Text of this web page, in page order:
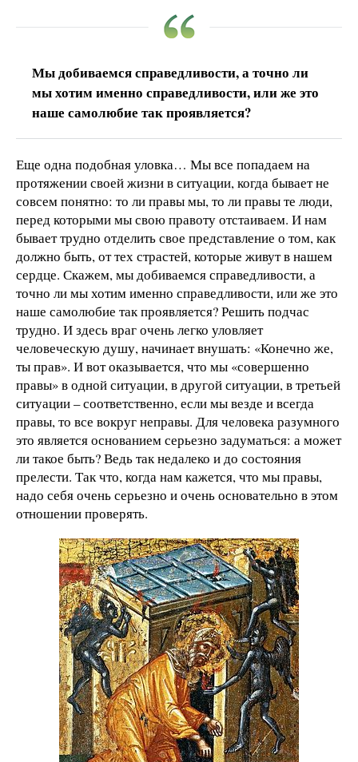
Мы добиваемся справедливости, а точно ли
мы хотим именно справедливости, или же это
наше самолюбие так проявляется?
Еще одна подобная уловка… Мы все попадаем на
протяжении своей жизни в ситуации, когда бывает не
совсем понятно: то ли правы мы, то ли правы те люди,
перед которыми мы свою правоту отстаиваем. И нам
бывает трудно отделить свое представление о том, как
должно быть, от тех страстей, которые живут в нашем
сердце. Скажем, мы добиваемся справедливости, а
точно ли мы хотим именно справедливости, или же это
наше самолюбие так проявляется? Решить подчас
трудно. И здесь враг очень легко уловляет
человеческую душу, начинает внушать: «Конечно же,
ты прав». И вот оказывается, что мы «совершенно
правы» в одной ситуации, в другой ситуации, в третьей
ситуации – соответственно, если мы везде и всегда
правы, то все вокруг неправы. Для человека разумного
это является основанием серьезно задуматься: а может
ли такое быть? Ведь так недалеко и до состояния
прелести. Так что, когда нам кажется, что мы правы,
надо себя очень серьезно и очень основательно в этом
отношении проверять.